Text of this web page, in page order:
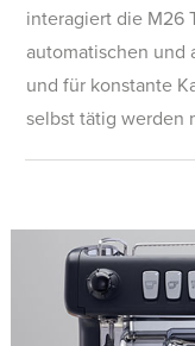
interagiert die M26
automatischen und
und für konstante
selbst tätig werden